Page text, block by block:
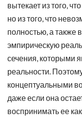
вытекает из того,
но из того, что
полностью, а также
эмпирическую
сечения, которыми
реальности.
концептуальными
даже если она
воспринимать ее